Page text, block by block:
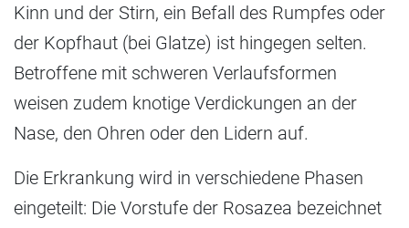
Kinn und der Stirn, ein Befall des Rumpfes oder
der Kopfhaut (bei Glatze) ist hingegen selten.
Betroffene mit schweren Verlaufsformen
weisen zudem knotige Verdickungen an der
Nase, den Ohren oder den Lidern auf.
Die Erkrankung wird in verschiedene Phasen
eingeteilt: Die Vorstufe der Rosazea bezeichnet